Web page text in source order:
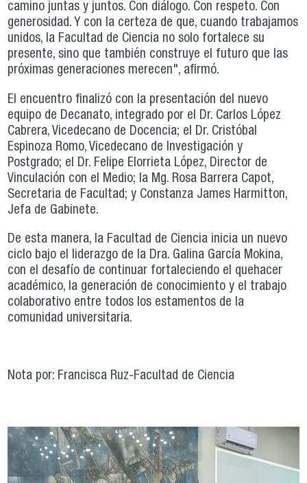
camino juntas y juntos. Con diálogo. Con respeto. Con
generosidad. Y con la certeza de que, cuando trabajamos
unidos, la Facultad de Ciencia no solo fortalece su
presente, sino que también construye el futuro que las
próximas generaciones merecen", afirmó.
El encuentro finalizó con la presentación del nuevo
equipo de Decanato, integrado por el Dr. Carlos López
Cabrera, Vicedecano de Docencia; el Dr. Cristóbal
Espinoza Romo, Vicedecano de Investigación y
Postgrado; el Dr. Felipe Elorrieta López, Director de
Vinculación con el Medio; la Mg. Rosa Barrera Capot,
Secretaria de Facultad; y Constanza James Harmitton,
Jefa de Gabinete.
De esta manera, la Facultad de Ciencia inicia un nuevo
ciclo bajo el liderazgo de la Dra. Galina García Mokina,
con el desafío de continuar fortaleciendo el quehacer
académico, la generación de conocimiento y el trabajo
colaborativo entre todos los estamentos de la
comunidad universitaria.
Nota por: Francisca Ruz-Facultad de Ciencia